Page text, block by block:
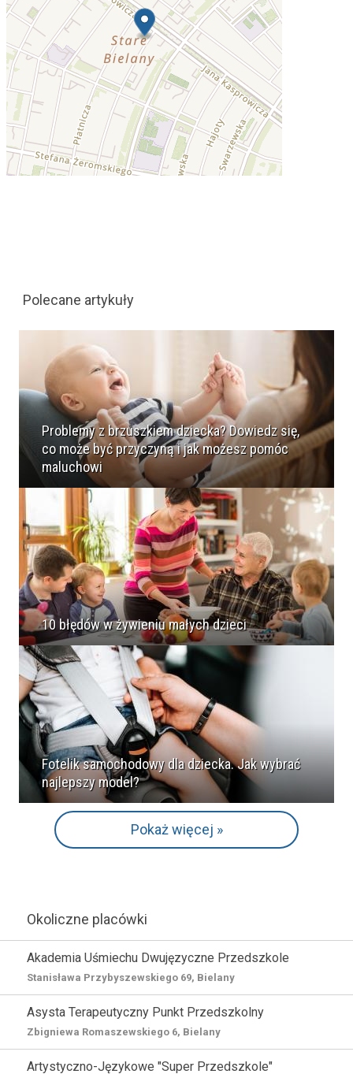
Polecane artykuły
Problemy z brzuszkiem dziecka? Dowiedz się,
co może być przyczyną i jak możesz pomóc
maluchowi
10 błędów w żywieniu małych dzieci
Fotelik samochodowy dla dziecka. Jak wybrać
najlepszy model?
Pokaż więcej »
Okoliczne placówki
Akademia Uśmiechu Dwujęzyczne Przedszkole
Stanisława Przybyszewskiego 69, Bielany
Asysta Terapeutyczny Punkt Przedszkolny
Zbigniewa Romaszewskiego 6, Bielany
Artystyczno-Językowe "Super Przedszkole"